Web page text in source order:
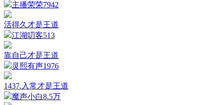
主播荣荣7942
活得久才是王道
江湖叨客513
靠自己才是王道
灵熙有声1976
1437.入常才是王道
魔声小白8.5万